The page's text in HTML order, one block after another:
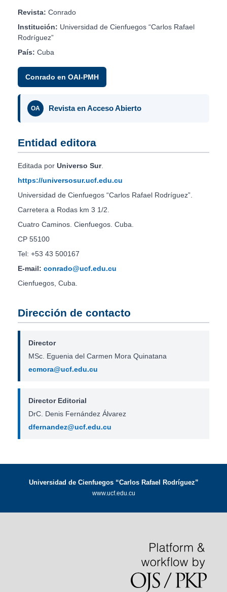
Revista: Conrado
Institución: Universidad de Cienfuegos “Carlos Rafael
Rodríguez”
País: Cuba
Conrado en OAI-PMH
OA Revista en Acceso Abierto
Entidad editora
Editada por Universo Sur.
https://universosur.ucf.edu.cu
Universidad de Cienfuegos “Carlos Rafael Rodríguez”.
Carretera a Rodas km 3 1/2.
Cuatro Caminos. Cienfuegos. Cuba.
CP 55100
Tel: +53 43 500167
E-mail: conrado@ucf.edu.cu
Cienfuegos, Cuba.
Dirección de contacto
Director
MSc. Eguenia del Carmen Mora Quinatana
ecmora@ucf.edu.cu
Director Editorial
DrC. Denis Fernández Álvarez
dfernandez@ucf.edu.cu
Universidad de Cienfuegos “Carlos Rafael Rodríguez”
www.ucf.edu.cu